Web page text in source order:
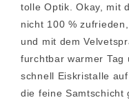
tolle Optik. Okay, mit
nicht 100 %
und mit dem
furchtbar warmer Tag
schnell Eiskristalle
die feine Samtschicht